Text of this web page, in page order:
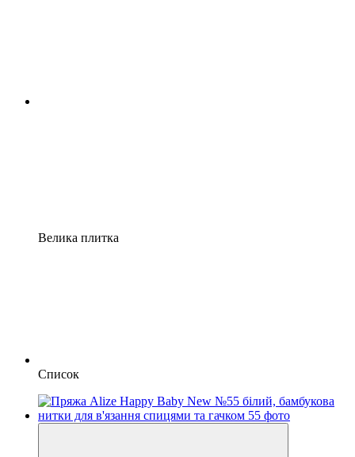
Велика плитка
Список